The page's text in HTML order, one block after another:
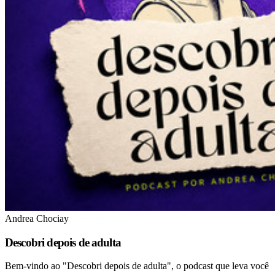
Andrea Chociay
Descobri depois de adulta
Bem-vindo ao "Descobri depois de adulta", o podcast que leva você